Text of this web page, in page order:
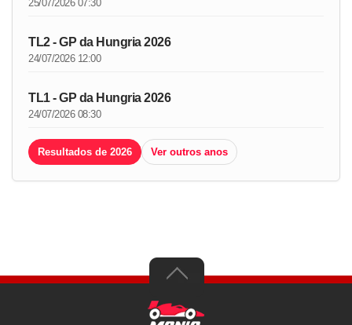
25/07/2026 07:30
TL2 - GP da Hungria 2026
24/07/2026 12:00
TL1 - GP da Hungria 2026
24/07/2026 08:30
Resultados de 2026 Ver outros anos